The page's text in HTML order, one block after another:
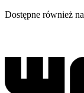
Dostępne również na